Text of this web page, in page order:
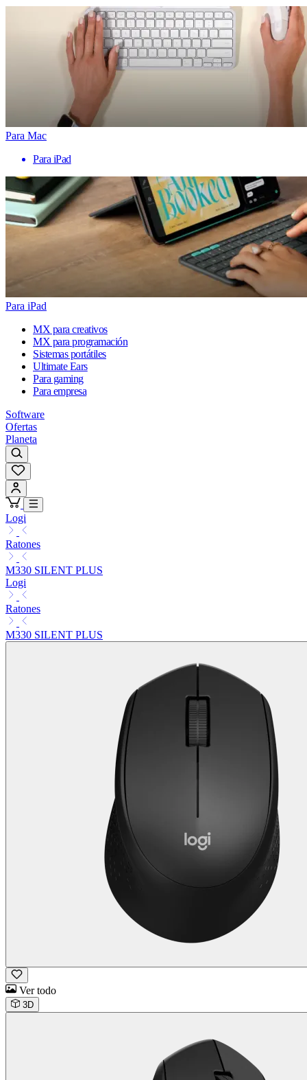
Para Mac
Para iPad
Para iPad
MX para creativos
MX para programación
Sistemas portátiles
Ultimate Ears
Para gaming
Para empresa
Software
Ofertas
Planeta
Logi
Ratones
M330 SILENT PLUS
Logi
Ratones
M330 SILENT PLUS
Ver todo
3D